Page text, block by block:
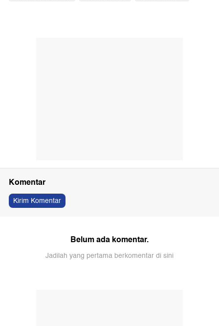
Komentar
Kirim Komentar
Belum ada komentar.
Jadilah yang pertama berkomentar di sini